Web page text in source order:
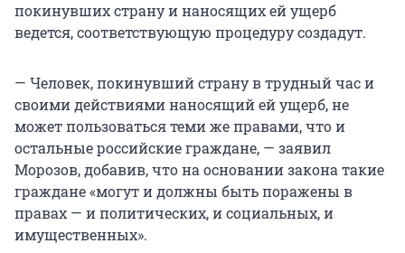
покинувших страну и наносящих ей ущерб
ведется, соответствующую процедуру создадут.
— Человек, покинувший страну в трудный час и
своими действиями наносящий ей ущерб, не
может пользоваться теми же правами, что и
остальные российские граждане, — заявил
Морозов, добавив, что на основании закона такие
граждане «могут и должны быть поражены в
правах — и политических, и социальных, и
имущественных».